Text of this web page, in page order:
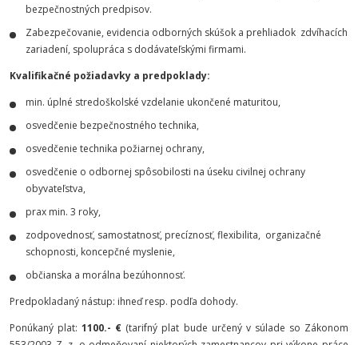
bezpečnostných predpisov.
Zabezpečovanie, evidencia odborných skúšok a prehliadok zdvíhacích
zariadení, spolupráca s dodávateľskými firmami.
Kvalifikačné požiadavky a predpoklady:
min. úplné stredoškolské vzdelanie ukončené maturitou,
osvedčenie bezpečnostného technika,
osvedčenie technika požiarnej ochrany,
osvedčenie o odbornej spôsobilosti na úseku civilnej ochrany
obyvateľstva,
prax min. 3 roky,
zodpovednosť, samostatnosť, precíznosť, flexibilita, organizačné
schopnosti, koncepčné myslenie,
občianska a morálna bezúhonnosť.
Predpokladaný nástup: ihneď resp. podľa dohody.
Ponúkaný plat:1100.- € (tarifný plat bude určený v súlade so Zákonom